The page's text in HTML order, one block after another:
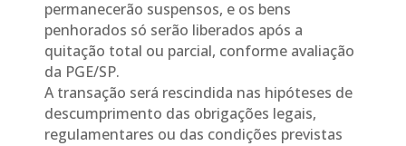
permanecerão suspensos, e os bens
penhorados só serão liberados após a
quitação total ou parcial, conforme avaliação
da PGE/SP.
A transação será rescindida nas hipóteses de
descumprimento das obrigações legais,
regulamentares ou das condições previstas